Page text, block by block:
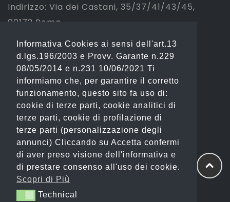
Indirizzo: Via dei Castani, 35/37/41/43/45,
00172 Roma
Tel: 06 2310844 (Sport) – 06 23234353
(Fashion)
Email: info@gianostore.com
ORARI
Dal Lunedì al Venerdì 09:00-20:00.
Sabato 09:00-13:00 e 16:00-20:00.
Domenica Chiuso
Informativa Cookies ai sensi dell'art.13
d.lgs.196/2003 e Provv. Garante n.229
08/05/2014 e n.231 10/06/2021 Ti
informiamo che, per garantire il corretto
funzionamento, questo sito fa uso di:
cookie di terze parti, cookie analitici di
terze parti, cookie di profilazione di
terze parti (personalizzazione degli
annunci) Cliccando su Accetta confermi
di aver preso visione dell'informativa e
di prestare consenso all'uso dei cookie.
Scopri di Più
TechnicalTechnical